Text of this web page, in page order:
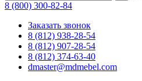
8 (800) 300-82-84
Заказать звонок
8 (812) 938-28-54
8 (812) 907-28-54
8 (812) 374-63-40
dmaster@mdmebel.com